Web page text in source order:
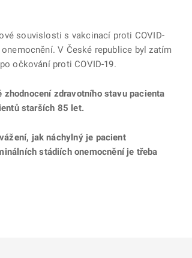
souvislosti s vakcinací proti COVID-
V České republice byl zatím
očkování proti COVID-19.
zdravotního stavu pacienta
starších 85 let.
jak náchylný je pacient
stádiích onemocnění je třeba